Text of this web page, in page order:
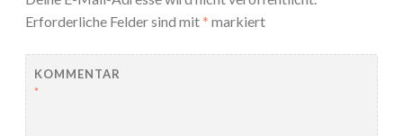
Erforderliche Felder sind mit* markiert
KOMMENTAR
*